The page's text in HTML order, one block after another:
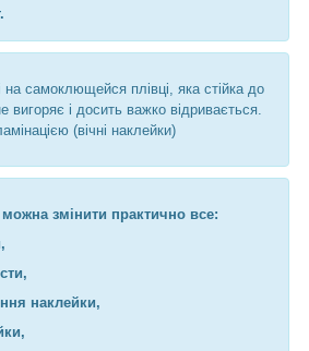
на самоклющейся плівці, яка стійка до
вигоряє і досить важко відривається.
(вічні наклейки)
змінити практично все:
наклейки,